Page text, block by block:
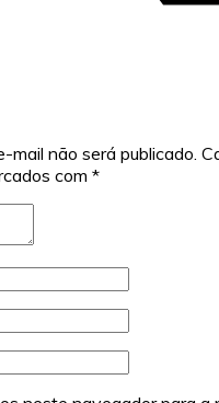
mail não será publicado.
com *